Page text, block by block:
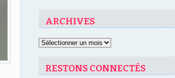
ARCHIVES
Archives
RESTONS CONNECTÉS